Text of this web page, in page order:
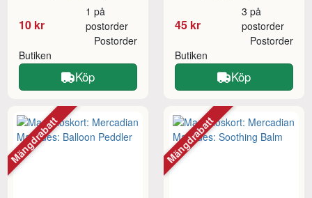
10 kr
1 på
postorder
Butiken
Postorder
Köp
45 kr
3 på
postorder
Butiken
Postorder
Köp
Mängdrabatt Mängdrabatt